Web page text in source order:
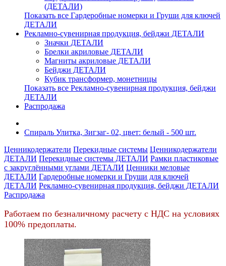
(ДЕТАЛИ)
Показать все Гардеробные номерки и Груши для ключей
ДЕТАЛИ
Рекламно-сувенирная продукция, бейджи ДЕТАЛИ
Значки ДЕТАЛИ
Брелки акриловые ДЕТАЛИ
Магниты акриловые ДЕТАЛИ
Бейджи ДЕТАЛИ
Кубик трансформер, монетницы
Показать все Рекламно-сувенирная продукция, бейджи
ДЕТАЛИ
Распродажа
Спираль Улитка, Зигзаг- 02, цвет: белый - 500 шт.
Ценникодержатели Перекидные системы Ценникодержатели
ДЕТАЛИ Перекидные системы ДЕТАЛИ Рамки пластиковые
c закруглёнными углами ДЕТАЛИ Ценники меловые
ДЕТАЛИ Гардеробные номерки и Груши для ключей
ДЕТАЛИ Рекламно-сувенирная продукция, бейджи ДЕТАЛИ
Распродажа
Работаем по безналичному расчету с НДС на условиях
100% предоплаты.